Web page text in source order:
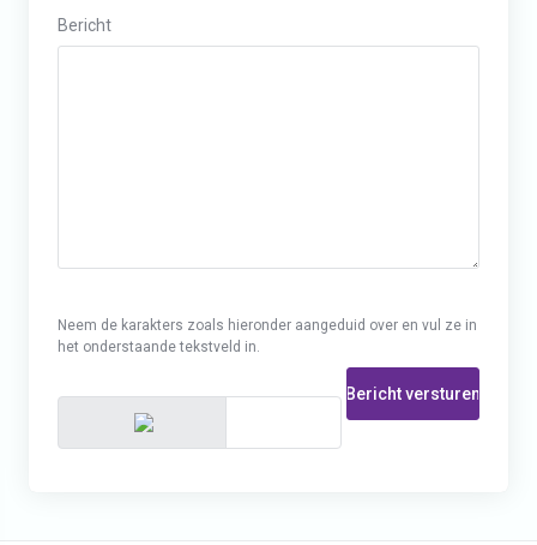
Bericht
Neem de karakters zoals hieronder aangeduid over en vul ze in
het onderstaande tekstveld in.
Bericht versturen